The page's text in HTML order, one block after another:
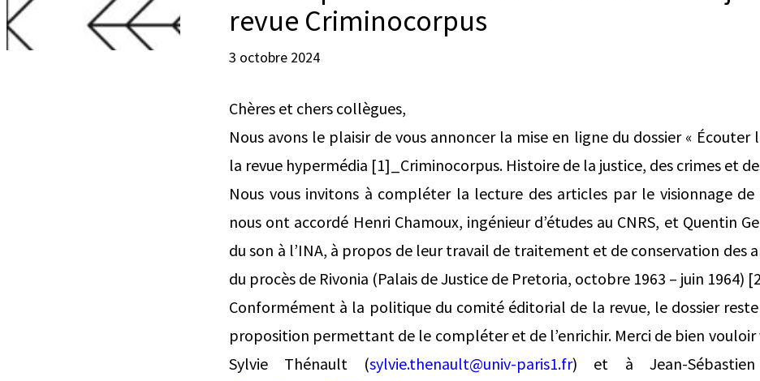
revue Criminocorpus
3 octobre 2024
Chères et chers collègues,
Nous avons le plaisir de vous annoncer la mise en ligne du dossier « Écouter
la revue hypermédia [1]_Criminocorpus. Histoire de la justice, des crimes et
Nous vous invitons à compléter la lecture des articles par le visionnage de
nous ont accordé Henri Chamoux, ingénieur d’études au CNRS, et Quentin
du son à l’INA, à propos de leur travail de traitement et de conservation des
du procès de Rivonia (Palais de Justice de Pretoria, octobre 1963 – juin 1964)
Conformément à la politique du comité éditorial de la revue, le dossier
proposition permettant de le compléter et de l’enrichir. Merci de bien vouloir
Sylvie Thénault (sylvie.thenault@univ-paris1.fr) et à Jean-